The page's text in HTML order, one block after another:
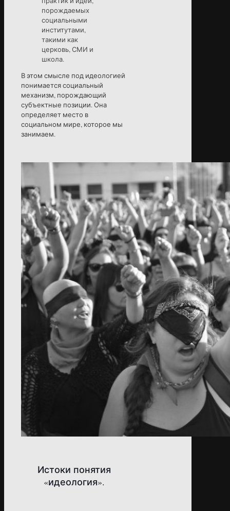
порождаемых
социальными
институтами,
такими как
церковь, СМИ и
школа.
В этом смысле под идеологией
понимается социальный
механизм, порождающий
субъектные позиции. Она
определяет место в
социальном мире, которое мы
занимаем.
Истоки понятия
«идеология».